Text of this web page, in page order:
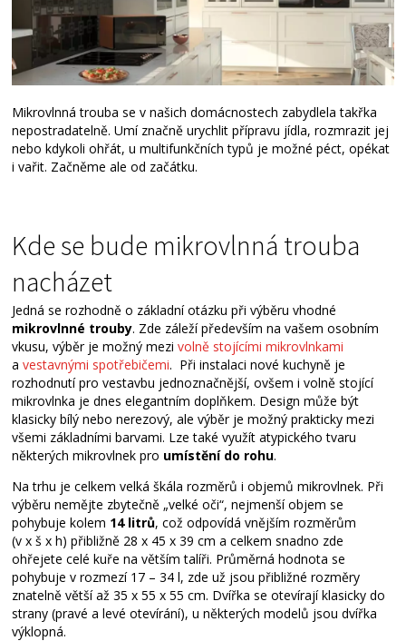
Mikrovlnná trouba se v našich domácnostech zabydlela takřka
nepostradatelně. Umí značně urychlit přípravu jídla, rozmrazit jej
nebo kdykoli ohřát, u multifunkčních typů je možné péct, opékat
i vařit. Začněme ale od začátku.
Kde se bude mikrovlnná trouba
nacházet
Jedná se rozhodně o základní otázku při výběru vhodné
mikrovlnné trouby. Zde záleží především na vašem osobním
vkusu, výběr je možný mezivolně stojícími mikrovlnkami
avestavnými spotřebičemi. Při instalaci nové kuchyně je
rozhodnutí pro vestavbu jednoznačnější, ovšem i volně stojící
mikrovlnka je dnes elegantním doplňkem. Design může být
klasicky bílý nebo nerezový, ale výběr je možný prakticky mezi
všemi základními barvami. Lze také využít atypického tvaru
některých mikrovlnek pro umístění do rohu.
Na trhu je celkem velká škála rozměrů i objemů mikrovlnek. Při
výběru nemějte zbytečně „velké oči“, nejmenší objem se
pohybuje kolem 14 litrů, což odpovídá vnějším rozměrům
(v x š x h) přibližně 28 x 45 x 39 cm a celkem snadno zde
ohřejete celé kuře na větším talíři. Průměrná hodnota se
pohybuje v rozmezí 17 – 34 l, zde už jsou přibližné rozměry
znatelně větší až 35 x 55 x 55 cm. Dvířka se otevírají klasicky do
strany (pravé a levé otevírání), u některých modelů jsou dvířka
výklopná.